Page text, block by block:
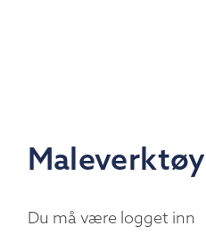
Maleverktøy
Du må være logget inn